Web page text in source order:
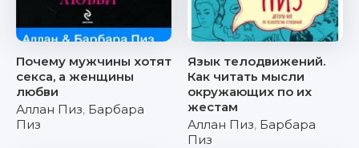
Почему мужчины хотят
секса, а женщины
любви
Аллан Пиз, Барбара
Пиз
Язык телодвижений.
Как читать мысли
окружающих по их
жестам
Аллан Пиз, Барбара
Пиз